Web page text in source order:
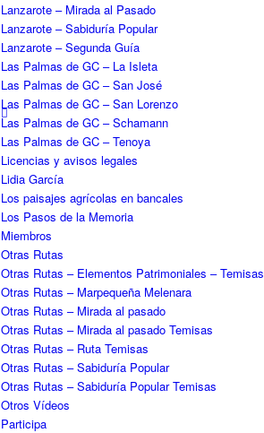
Lanzarote – Mirada al Pasado
Lanzarote – Sabiduría Popular
Lanzarote – Segunda Guía
Las Palmas de GC – La Isleta
Las Palmas de GC – San José
Las Palmas de GC – San Lorenzo
Las Palmas de GC – Schamann
Las Palmas de GC – Tenoya
Licencias y avisos legales
Lidia García
Los paisajes agrícolas en bancales
Los Pasos de la Memoria
Miembros
Otras Rutas
Otras Rutas – Elementos Patrimoniales – Temisas
Otras Rutas – Marpequeña Melenara
Otras Rutas – Mirada al pasado
Otras Rutas – Mirada al pasado Temisas
Otras Rutas – Ruta Temisas
Otras Rutas – Sabiduría Popular
Otras Rutas – Sabiduría Popular Temisas
Otros Vídeos
Participa